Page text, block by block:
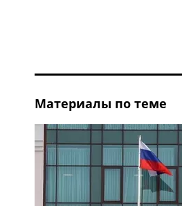
Материалы по теме